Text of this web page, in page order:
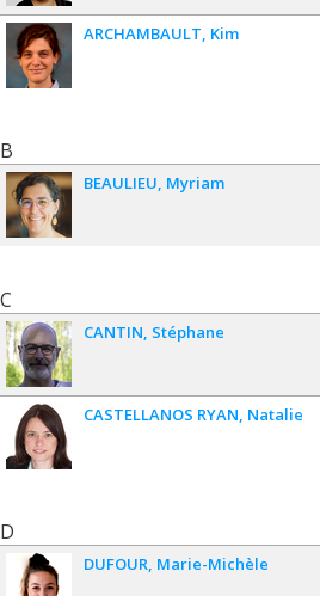
ARCHAMBAULT Kim
B
BEAULIEU Myriam
C
CANTIN Stéphane
CASTELLANOS RYAN Natalie
D
DUFOUR Marie-Michèle